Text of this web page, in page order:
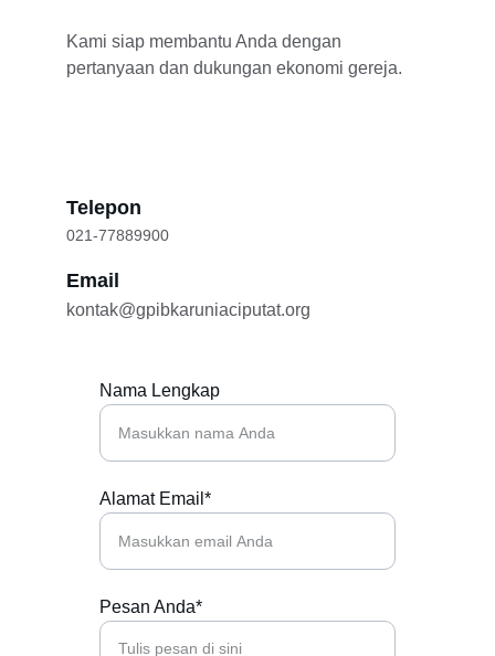
Kami siap membantu Anda dengan
pertanyaan dan dukungan ekonomi gereja.
Telepon
021-77889900
Email
kontak@gpibkaruniaciputat.org
Nama Lengkap
Alamat Email*
Pesan Anda*